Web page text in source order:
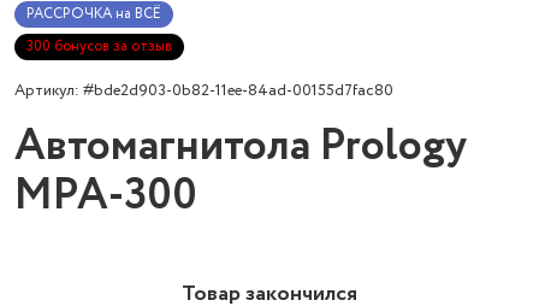
РАССРОЧКА на ВСЁ
300 бонусов за отзыв
Артикул: #bde2d903-0b82-11ee-84ad-00155d7fac80
Автомагнитола Prology
MPA-300
Товар закончился